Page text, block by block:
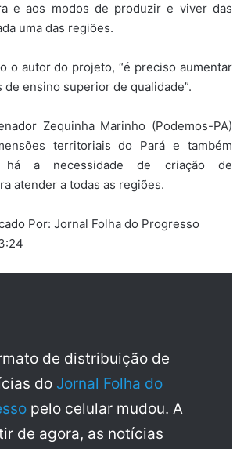
e aos modos de produzir e viver das
uma das regiões.
o autor do projeto, “é preciso aumentar
ensino superior de qualidade”.
Zequinha Marinho (Podemos-PA)
territoriais do Pará e também
há a necessidade de criação de
atender a todas as regiões.
Por: Jornal Folha do Progresso
de distribuição de
do Jornal Folha do
pelo celular mudou. A
de agora, as notícias